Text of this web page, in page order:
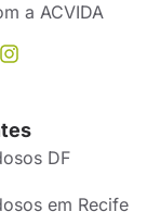
a ACVIDA
DF
em Recife